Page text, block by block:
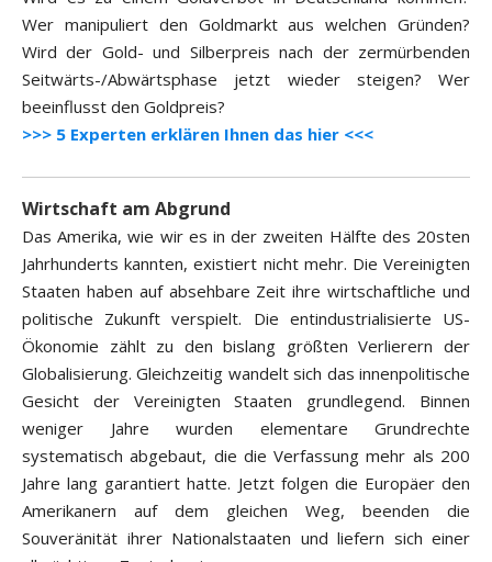
Wer manipuliert den Goldmarkt aus welchen Gründen?
Wird der Gold- und Silberpreis nach der zermürbenden
Seitwärts-/Abwärtsphase jetzt wieder steigen? Wer
beeinflusst den Goldpreis?
>>> 5 Experten erklären Ihnen das hier <<<
Wirtschaft am Abgrund
Das Amerika, wie wir es in der zweiten Hälfte des 20sten
Jahrhunderts kannten, existiert nicht mehr. Die Vereinigten
Staaten haben auf absehbare Zeit ihre wirtschaftliche und
politische Zukunft verspielt. Die entindustrialisierte US-
Ökonomie zählt zu den bislang größten Verlierern der
Globalisierung. Gleichzeitig wandelt sich das innenpolitische
Gesicht der Vereinigten Staaten grundlegend. Binnen
weniger Jahre wurden elementare Grundrechte
systematisch abgebaut, die die Verfassung mehr als 200
Jahre lang garantiert hatte. Jetzt folgen die Europäer den
Amerikanern auf dem gleichen Weg, beenden die
Souveränität ihrer Nationalstaaten und liefern sich einer